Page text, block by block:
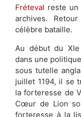
Fréteval reste un
archives.
célèbre bataille.
Au début du XIe
dans une
sous tutelle
juillet 1194, il se
la forteresse de
Cœur de Lion
forteresse à la